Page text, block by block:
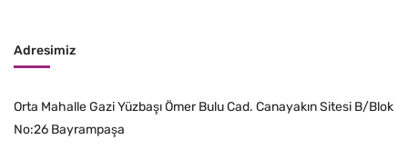
Adresimiz
Orta Mahalle Gazi Yüzbaşı Ömer Bulu Cad. Canayakın Sitesi B/Blok
No:26 Bayrampaşa